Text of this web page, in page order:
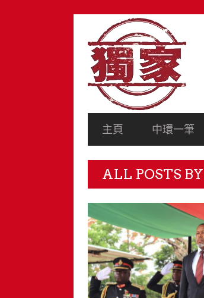
NAVIGATION
PRIMARY
NAVIGATION
主頁 中環一筆
ALL POSTS BY